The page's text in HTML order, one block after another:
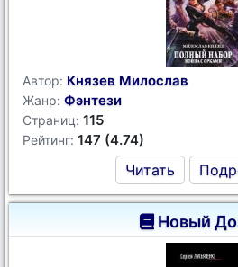
Автор: Князев Милослав
Жанр: Фэнтези
Страниц: 115
Рейтинг: 147 (4.74)
Читать
Новый